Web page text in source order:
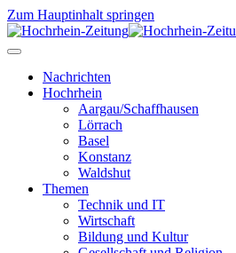
Zum Hauptinhalt springen
Nachrichten
Hochrhein
Aargau/Schaffhausen
Lörrach
Basel
Konstanz
Waldshut
Themen
Technik und IT
Wirtschaft
Bildung und Kultur